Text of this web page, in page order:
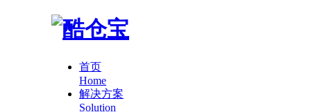
首页
Home
解决方案
Solution